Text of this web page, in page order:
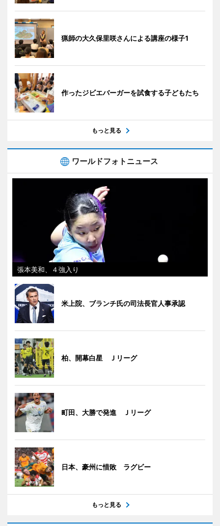
猟師の大久保里咲さんによる講座の様子1
作ったジビエバーガーを試食する子どもたち
もっと見る
ワールドフォトニュース
張本美和、４強入り
米上院、ブランチ氏の司法長官人事承認
柏、開幕白星 Ｊリーグ
町田、大勝で発進 Ｊリーグ
日本、豪州に惜敗 ラグビー
もっと見る